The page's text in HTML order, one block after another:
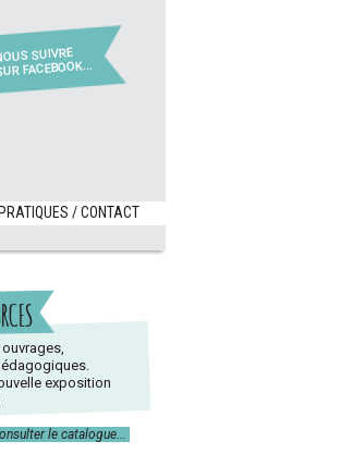
SUIVRE
FACEBOOK...
PRATIQUES / CONTACT
exposition
le catalogue...